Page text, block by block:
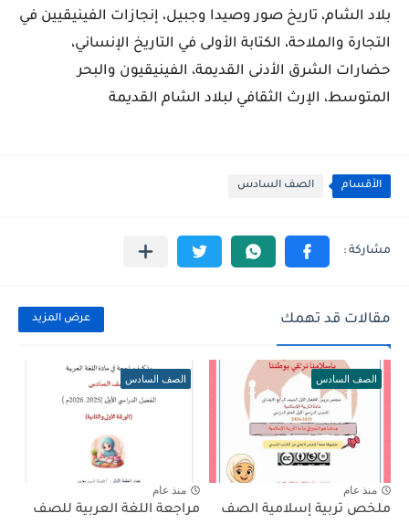
بلاد الشام، تاريخ صور وصيدا وجبيل، إنجازات الفينيقيين في
التجارة والملاحة، الكتابة الأولى في التاريخ الإنساني،
حضارات الشرق الأدنى القديمة، الفينيقيون والبحر
المتوسط، الإرث الثقافي لبلاد الشام القديمة
الأقسام الصف السادس
مقالات قد تهمك عرض المزيد
الصف السادس
منذ عام
ملخص تربية إسلامية الصف
الصف السادس
منذ عام
مراجعة اللغة العربية للصف